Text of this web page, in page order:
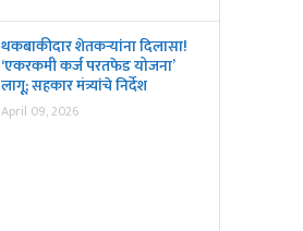
थकबाकीदार शेतकऱ्यांना दिलासा!
‘एकरकमी कर्ज परतफेड योजना’
लागू; सहकार मंत्र्यांचे निर्देश
April 09, 2026